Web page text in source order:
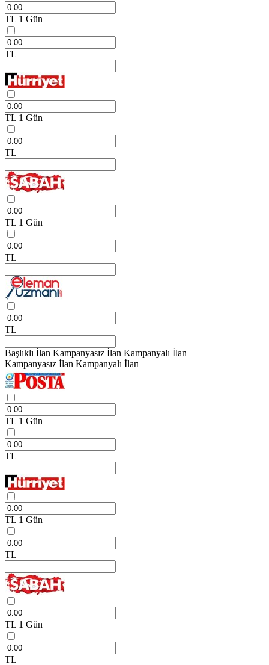
TL 1 Gün
TL
TL 1 Gün
TL
TL 1 Gün
TL
TL
Başlıklı İlan Kampanyasız İlan Kampanyalı İlan
Kampanyasız İlan Kampanyalı İlan
TL 1 Gün
TL
TL 1 Gün
TL
TL 1 Gün
TL